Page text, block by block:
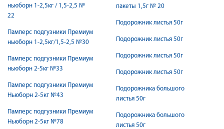
ньюборн 1-2,5кг / 1,5-2,5 №
22
Памперс подгузники Премиум
ньюборн 1-2,5кг/1,5-2,5 №30
Памперс подгузники Премиум
ньюборн 2-5кг №33
Памперс подгузники Премиум
Ньюборн 2-5кг №43
Памперс подгузники Премиум
Ньюборн 2-5кг №78
пакеты 1,5г № 20
Подорожник листья 50г
Подорожник листья 50г
Подорожник листья 50г
Подорожник листья 50г
Подорожника большого
листья 50г
Подорожника большого
листья 50г